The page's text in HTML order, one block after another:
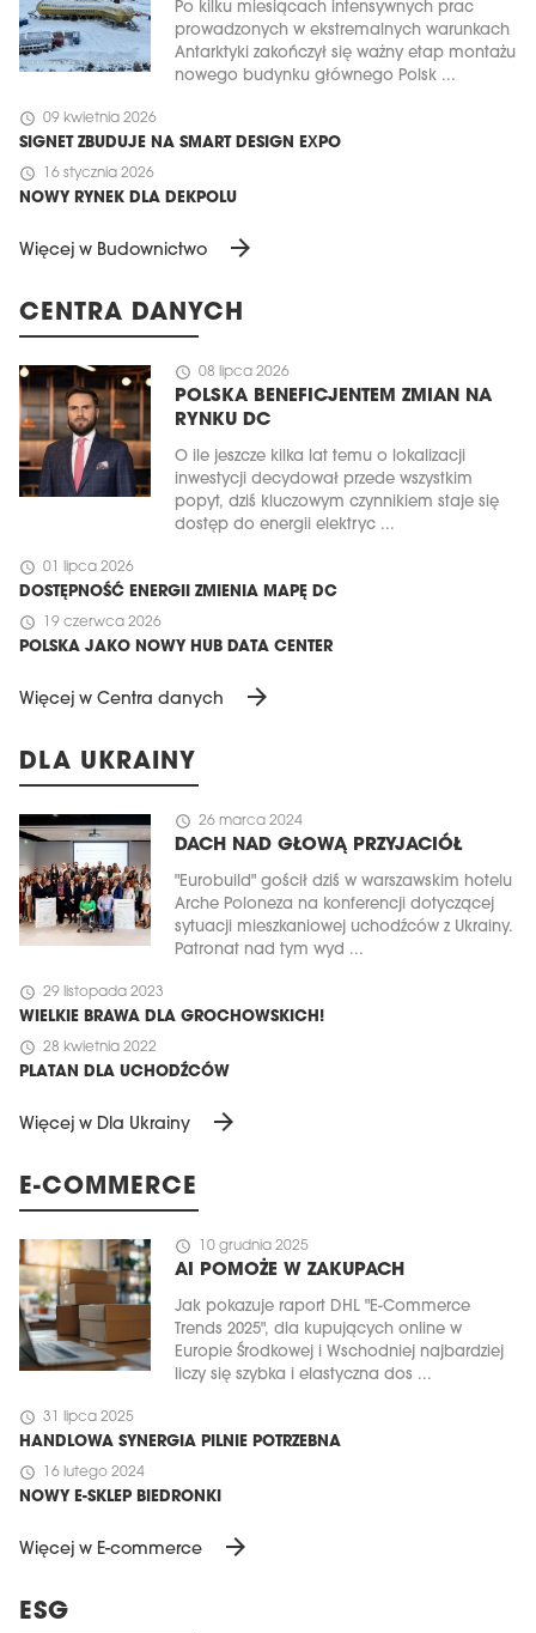
Po kilku miesiącach intensywnych prac
prowadzonych w ekstremalnych warunkach
Antarktyki zakończył się ważny etap montażu
nowego budynku głównego Polsk ...
schedule 09 kwietnia 2026
SIGNET ZBUDUJE NA SMART DESIGN EXPO
schedule 16 stycznia 2026
NOWY RYNEK DLA DEKPOLU
Więcej w Budownictwo arrow_forward
CENTRA DANYCH
schedule 08 lipca 2026
POLSKA BENEFICJENTEM ZMIAN NA
RYNKU DC
O ile jeszcze kilka lat temu o lokalizacji
inwestycji decydował przede wszystkim
popyt, dziś kluczowym czynnikiem staje się
dostęp do energii elektryc ...
schedule 01 lipca 2026
DOSTĘPNOŚĆ ENERGII ZMIENIA MAPĘ DC
schedule 19 czerwca 2026
POLSKA JAKO NOWY HUB DATA CENTER
Więcej w Centra danych arrow_forward
DLA UKRAINY
schedule 26 marca 2024
DACH NAD GŁOWĄ PRZYJACIÓŁ
"Eurobuild" gościł dziś w warszawskim hotelu
Arche Poloneza na konferencji dotyczącej
sytuacji mieszkaniowej uchodźców z Ukrainy.
Patronat nad tym wyd ...
schedule 29 listopada 2023
WIELKIE BRAWA DLA GROCHOWSKICH!
schedule 28 kwietnia 2022
PLATAN DLA UCHODŹCÓW
Więcej w Dla Ukrainy arrow_forward
E-COMMERCE
schedule 10 grudnia 2025
AI POMOŻE W ZAKUPACH
Jak pokazuje raport DHL "E-Commerce
Trends 2025", dla kupujących online w
Europie Środkowej i Wschodniej najbardziej
liczy się szybka i elastyczna dos ...
schedule 31 lipca 2025
HANDLOWA SYNERGIA PILNIE POTRZEBNA
schedule 16 lutego 2024
NOWY E-SKLEP BIEDRONKI
Więcej w E-commerce arrow_forward
ESG